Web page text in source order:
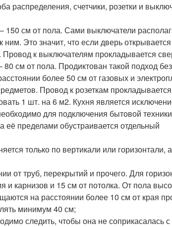
распределения, счетчики, розетки и
150 см от пола. Сами выключатели
ним. Это значит, что если дверь
к выключателям прокладывается
см от пола. Продиктован такой подход
более 50 см от газовых и
Провод к розеткам
1 шт. на 6 м2. Кухня является
для подключения бытовой
её пределами обустраивается отдельный
только по вертикали или горизонтали,
от труб, перекрытий и прочего. Для
и карнизов и 15 см от потолка. От пола
на расстоянии более 10 см от края
минимум 40 см;
следить, чтобы она не соприкасалась с